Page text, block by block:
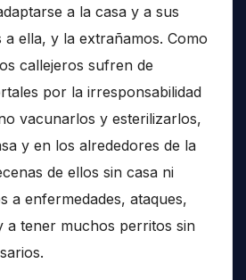
a la casa y a sus
ella, y la extrañamos. Como
callejeros sufren de
por la irresponsabilidad
vacunarlos y esterilizarlos,
y en los alrededores de la
de ellos sin casa ni
a enfermedades, ataques,
a tener muchos perritos sin